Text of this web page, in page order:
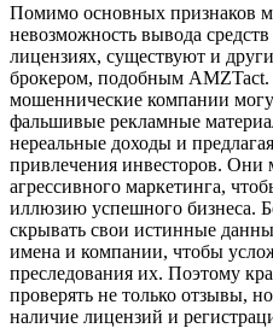
Помимо основных признаков
невозможность вывода
лицензиях, существуют и
брокером, подобным
мошеннические компании
фальшивые рекламные
нереальные доходы и
привлечения инвесторов. Они
агрессивного маркетинга,
иллюзию успешного бизнеса.
скрывать свои истинные
имена и компании, чтобы
преследования их. Поэтому
проверять не только отзывы,
наличие лицензий и